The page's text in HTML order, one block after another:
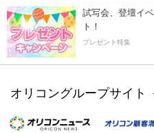
試写会、登壇イ
ト！
プレゼント特集
オリコングループサイト